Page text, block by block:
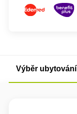
Výběr ubytování